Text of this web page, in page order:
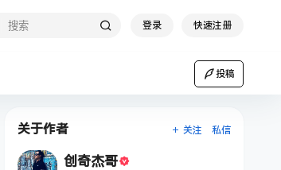
登录 快速注册
投稿
关于作者 关注 私信
创奇杰哥